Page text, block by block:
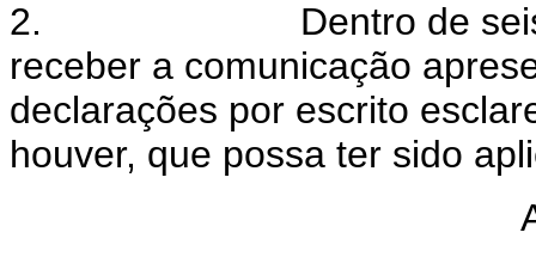
2.
Dentro de
receber a comunicação
declarações por escrito
houver, que possa ter sido